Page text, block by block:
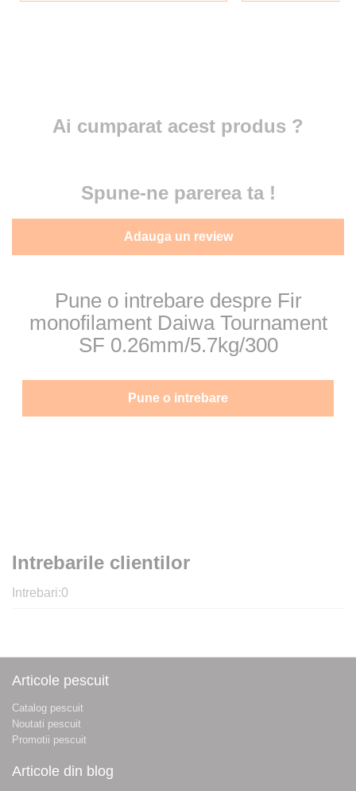
Ai cumparat acest produs ?
Spune-ne parerea ta !
Adauga un review
Intrebarile clientilor
Intrebari:0
Pune o intrebare despre Fir
monofilament Daiwa Tournament
SF 0.26mm/5.7kg/300
Pune o intrebare
Articole pescuit
Catalog pescuit
Noutati pescuit
Promotii pescuit
Articole din blog